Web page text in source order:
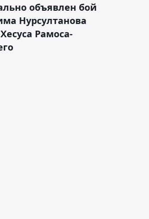
объявлен бой
Нурсултанова
Рамоса-